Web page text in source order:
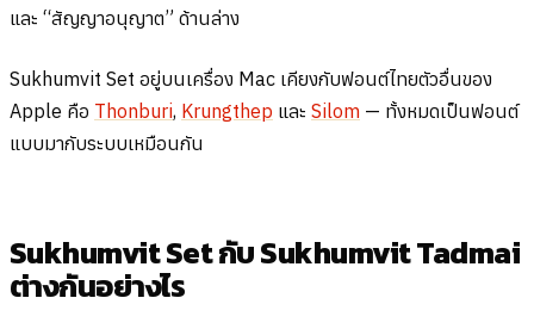
และ “สัญญาอนุญาต” ด้านล่าง
Sukhumvit Set อยู่บนเครื่อง Mac เคียงกับฟอนต์ไทยตัวอื่นของ
Apple คือ Thonburi, Krungthep และ Silom — ทั้งหมดเป็นฟอนต์
แบบมากับระบบเหมือนกัน
Sukhumvit Set กับ Sukhumvit Tadmai
ต่างกันอย่างไร